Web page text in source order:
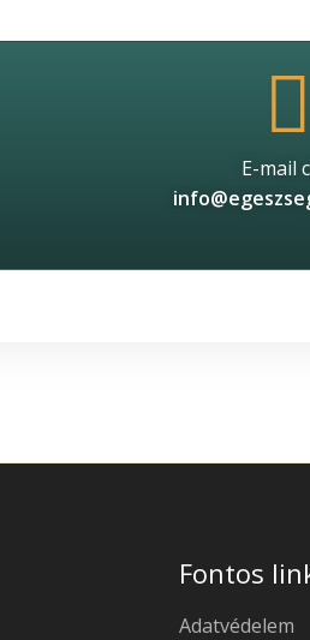
E-mail
Fontos
Adatvédelem